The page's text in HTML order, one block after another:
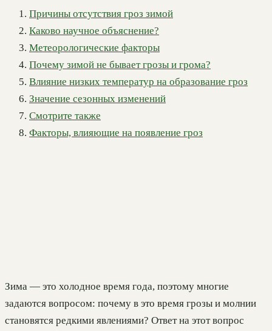
Причины отсутствия гроз зимой
Каково научное объяснение?
Метеорологические факторы
Почему зимой не бывает грозы и грома?
Влияние низких температур на образование гроз
Значение сезонных изменений
Смотрите также
Факторы, влияющие на появление гроз
Зима — это холодное время года, поэтому многие
задаются вопросом: почему в это время грозы и молнии
становятся редкими явлениями? Ответ на этот вопрос